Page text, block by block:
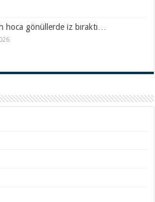
hoca gönüllerde iz bıraktı…